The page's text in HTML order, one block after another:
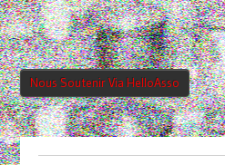
Nous Soutenir Via HelloAsso